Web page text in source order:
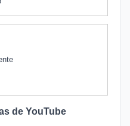
de YouTube